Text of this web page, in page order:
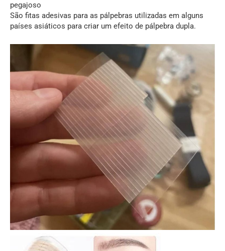
pegajoso
São fitas adesivas para as pálpebras utilizadas em alguns
países asiáticos para criar um efeito de pálpebra dupla.